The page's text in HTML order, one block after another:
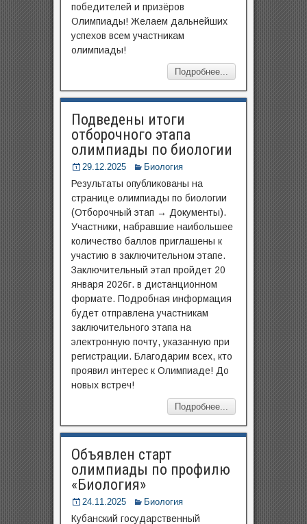
победителей и призёров
Олимпиады! Желаем дальнейших
успехов всем участникам
олимпиады!
Подробнее...
Подведены итоги
отборочного этапа
олимпиады по биологии
29.12.2025 Биология
Результаты опубликованы на
странице олимпиады по биологии
(Отборочный этап → Документы).
Участники, набравшие наибольшее
количество баллов приглашены к
участию в заключительном этапе.
Заключительный этап пройдет 20
января 2026г. в дистанционном
формате. Подробная информация
будет отправлена участникам
заключительного этапа на
электронную почту, указанную при
регистрации. Благодарим всех, кто
проявил интерес к Олимпиаде! До
новых встреч!
Подробнее...
Объявлен старт
олимпиады по профилю
«Биология»
24.11.2025 Биология
Кубанский государственный